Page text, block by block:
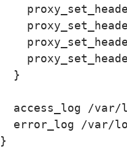
proxy_set_header
}
access_log /var/
error_log /var/
}